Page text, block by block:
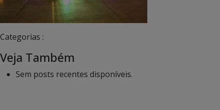
Categorias :
Veja Também
Sem posts recentes disponíveis.